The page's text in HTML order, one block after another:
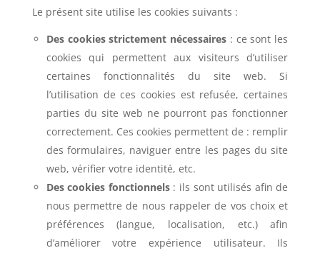
Le présent site utilise les cookies suivants :
Des cookies strictement nécessaires : ce sont les
cookies qui permettent aux visiteurs d’utiliser
certaines fonctionnalités du site web. Si
l’utilisation de ces cookies est refusée, certaines
parties du site web ne pourront pas fonctionner
correctement. Ces cookies permettent de : remplir
des formulaires, naviguer entre les pages du site
web, vérifier votre identité, etc.
Des cookies fonctionnels : ils sont utilisés afin de
nous permettre de nous rappeler de vos choix et
préférences (langue, localisation, etc.) afin
d’améliorer votre expérience utilisateur. Ils